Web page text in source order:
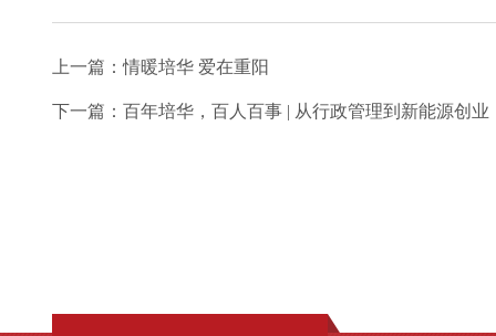
上一篇：情暖培华 爱在重阳
下一篇： 百年培华，百人百事 | 从行政管理到新能源创